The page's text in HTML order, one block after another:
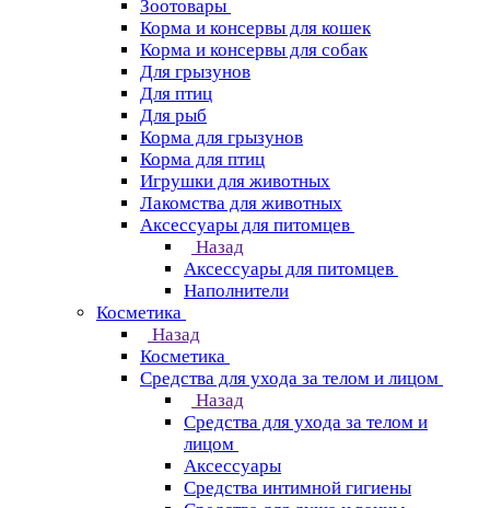
Зоотовары
Корма и консервы для кошек
Корма и консервы для собак
Для грызунов
Для птиц
Для рыб
Корма для грызунов
Корма для птиц
Игрушки для животных
Лакомства для животных
Аксессуары для питомцев
Назад
Аксессуары для питомцев
Наполнители
Косметика
Назад
Косметика
Средства для ухода за телом и лицом
Назад
Средства для ухода за телом и
лицом
Аксессуары
Средства интимной гигиены